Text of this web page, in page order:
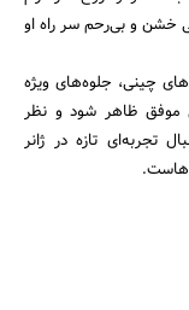
خشن و بی‌رحم سر راه او
چینی، جلوه‌های ویژه
موفق ظاهر شود و نظر
تجربه‌ای تازه در ژانر